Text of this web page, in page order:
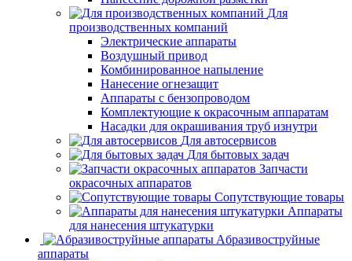
Для
производственных компаний
Электрические аппараты
Воздушный привод
Комбинированное напыление
Нанесение огнезащит
Аппараты с бензопроводом
Комплектующие к окрасочным аппаратам
Насадки для окрашивания труб изнутри
Для автосервисов
Для бытовых задач
Запчасти
окрасочных аппаратов
Сопутствующие товары
Аппараты
для нанесения штукатурки
Aбразивоструйные
аппараты